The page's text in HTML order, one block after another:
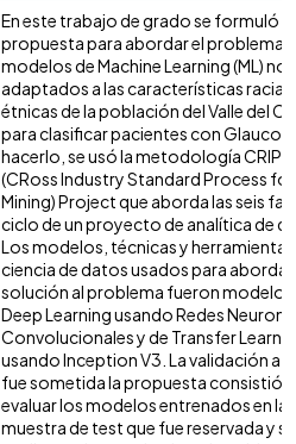
En este trabajo de grado se formuló
propuesta para abordar el problema
modelos de Machine Learning (ML) no
adaptados a las características
étnicas de la población del Valle del
para clasificar pacientes con
hacerlo, se usó la metodología
(CRoss Industry Standard Process
Mining) Project que aborda las seis
ciclo de un proyecto de analítica de
Los modelos, técnicas y herramientas
ciencia de datos usados para abordar
solución al problema fueron modelos
Deep Learning usando Redes
Convolucionales y de Transfer
usando Inception V3. La validación a
fue sometida la propuesta consistió
evaluar los modelos entrenados en la
muestra de test que fue reservada y se